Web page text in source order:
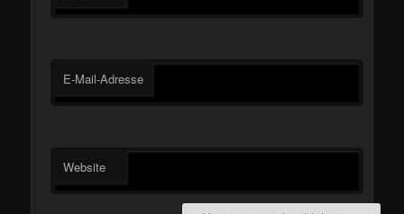
E-Mail-Adresse
Website